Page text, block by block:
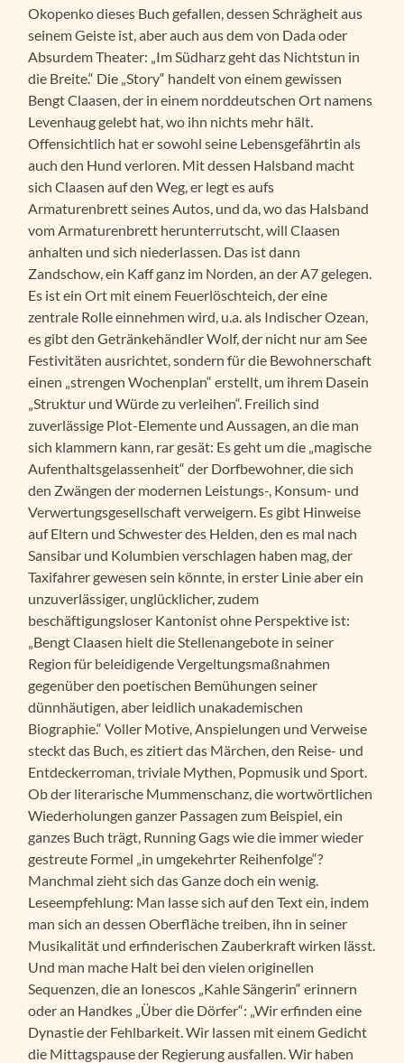
Okopenko dieses Buch gefallen, dessen Schrägheit aus
seinem Geiste ist, aber auch aus dem von Dada oder
Absurdem Theater: „Im Südharz geht das Nichtstun in
die Breite.“ Die „Story“ handelt von einem gewissen
Bengt Claasen, der in einem norddeutschen Ort namens
Levenhaug gelebt hat, wo ihn nichts mehr hält.
Offensichtlich hat er sowohl seine Lebensgefährtin als
auch den Hund verloren. Mit dessen Halsband macht
sich Claasen auf den Weg, er legt es aufs
Armaturenbrett seines Autos, und da, wo das Halsband
vom Armaturenbrett herunterrutscht, will Claasen
anhalten und sich niederlassen. Das ist dann
Zandschow, ein Kaff ganz im Norden, an der A7 gelegen.
Es ist ein Ort mit einem Feuerlöschteich, der eine
zentrale Rolle einnehmen wird, u.a. als Indischer Ozean,
es gibt den Getränkehändler Wolf, der nicht nur am See
Festivitäten ausrichtet, sondern für die Bewohnerschaft
einen „strengen Wochenplan“ erstellt, um ihrem Dasein
„Struktur und Würde zu verleihen“. Freilich sind
zuverlässige Plot-Elemente und Aussagen, an die man
sich klammern kann, rar gesät: Es geht um die „magische
Aufenthaltsgelassenheit“ der Dorfbewohner, die sich
den Zwängen der modernen Leistungs-, Konsum- und
Verwertungsgesellschaft verweigern. Es gibt Hinweise
auf Eltern und Schwester des Helden, den es mal nach
Sansibar und Kolumbien verschlagen haben mag, der
Taxifahrer gewesen sein könnte, in erster Linie aber ein
unzuverlässiger, unglücklicher, zudem
beschäftigungsloser Kantonist ohne Perspektive ist:
„Bengt Claasen hielt die Stellenangebote in seiner
Region für beleidigende Vergeltungsmaßnahmen
gegenüber den poetischen Bemühungen seiner
dünnhäutigen, aber leidlich unakademischen
Biographie.“ Voller Motive, Anspielungen und Verweise
steckt das Buch, es zitiert das Märchen, den Reise- und
Entdeckerroman, triviale Mythen, Popmusik und Sport.
Ob der literarische Mummenschanz, die wortwörtlichen
Wiederholungen ganzer Passagen zum Beispiel, ein
ganzes Buch trägt, Running Gags wie die immer wieder
gestreute Formel „in umgekehrter Reihenfolge“?
Manchmal zieht sich das Ganze doch ein wenig.
Leseempfehlung: Man lasse sich auf den Text ein, indem
man sich an dessen Oberfläche treiben, ihn in seiner
Musikalität und erfinderischen Zauberkraft wirken lässt.
Und man mache Halt bei den vielen originellen
Sequenzen, die an Ionescos „Kahle Sängerin“ erinnern
oder an Handkes „Über die Dörfer“: „Wir erfinden eine
Dynastie der Fehlbarkeit. Wir lassen mit einem Gedicht
die Mittagspause der Regierung ausfallen. Wir haben